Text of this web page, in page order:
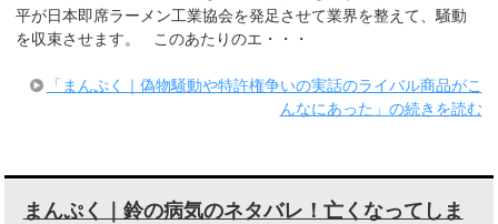
平が日本即席ラーメン工業協会を発足させて業界を整えて、騒動
を収束させます。 このあたりのエ・・・
「まんぷく｜偽物騒動や特許権争いの実話のライバル商品がこ
んなにあった」の続きを読む
まんぷく｜鈴の病気のネタバレ！亡くなってしま